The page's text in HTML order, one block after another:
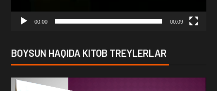
00:00 00:09
BOYSUN HAQIDA KITOB TREYLERLAR
Video